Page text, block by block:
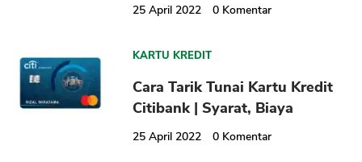
25 April 2022 0 Komentar
KARTU KREDIT
Cara Tarik Tunai Kartu Kredit
Citibank | Syarat, Biaya
25 April 2022 0 Komentar